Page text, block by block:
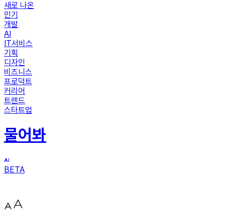
새로 나온
인기
개발
AI
IT서비스
기획
디자인
비즈니스
프로덕트
커리어
트렌드
스타트업
물어봐
BETA